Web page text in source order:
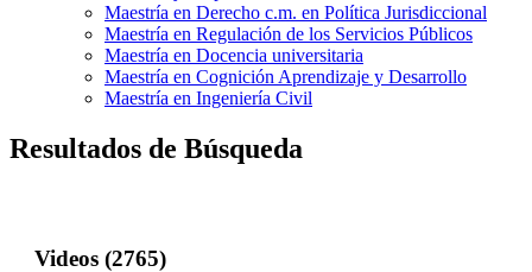
Maestría en Derecho c.m. en Política Jurisdiccional
Maestría en Regulación de los Servicios Públicos
Maestría en Docencia universitaria
Maestría en Cognición Aprendizaje y Desarrollo
Maestría en Ingeniería Civil
Resultados de Búsqueda
Videos (2765)